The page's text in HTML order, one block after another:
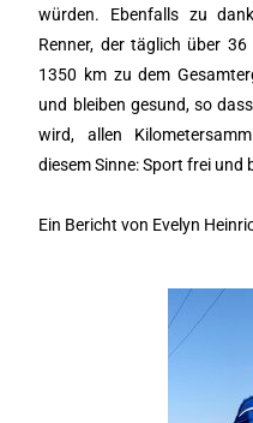
würden. Ebenfalls zu
Renner, der täglich über
1350 km zu dem
und bleiben gesund, so
wird, allen
diesem Sinne: Sport frei und
Ein Bericht von Evelyn